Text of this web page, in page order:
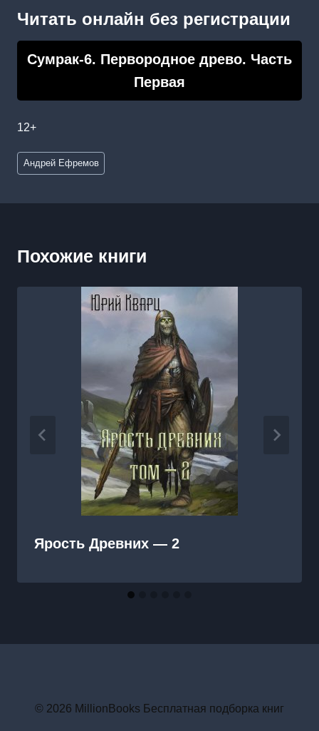
Читать онлайн без регистрации
Сумрак-6. Первородное древо. Часть
Первая
12+
Метки
записи:
Андрей Ефремов
Похожие книги
Ярость Древних — 2
© 2026 MillionBooks Бесплатная подборка книг